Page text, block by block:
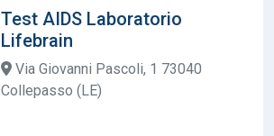
Test AIDS Laboratorio
Lifebrain
Via Giovanni Pascoli, 1 73040
Collepasso (LE)